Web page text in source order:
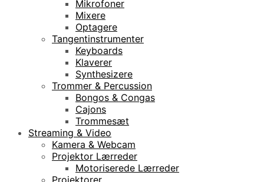
Mikrofoner
Mixere
Optagere
Tangentinstrumenter
Keyboards
Klaverer
Synthesizere
Trommer & Percussion
Bongos & Congas
Cajons
Trommesæt
Streaming & Video
Kamera & Webcam
Projektor Lærreder
Motoriserede Lærreder
Projektorer